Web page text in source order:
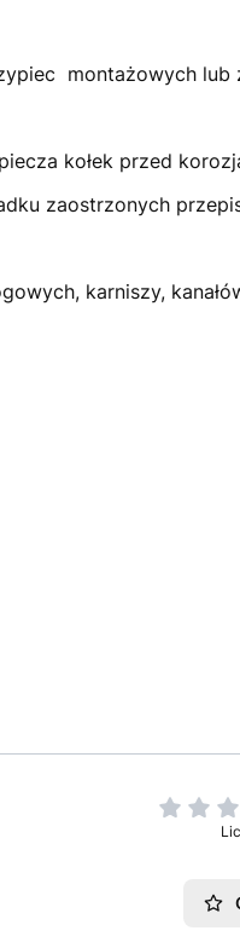
zaostrzonych
karniszy,